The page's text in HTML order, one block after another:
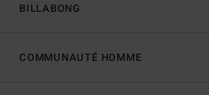
BILLABONG
COMMUNAUTÉ HOMME